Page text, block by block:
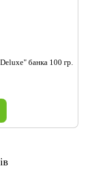
банка 100 гр.